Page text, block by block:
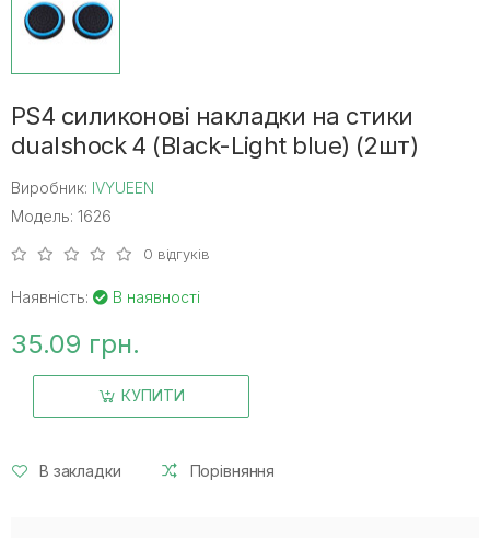
PS4 силиконові накладки на стики
dualshock 4 (Black-Light blue) (2шт)
Виробник: IVYUEEN
Модель: 1626
0 відгуків
Наявність: В наявності
35.09 грн.
КУПИТИ
В закладки Порівняння